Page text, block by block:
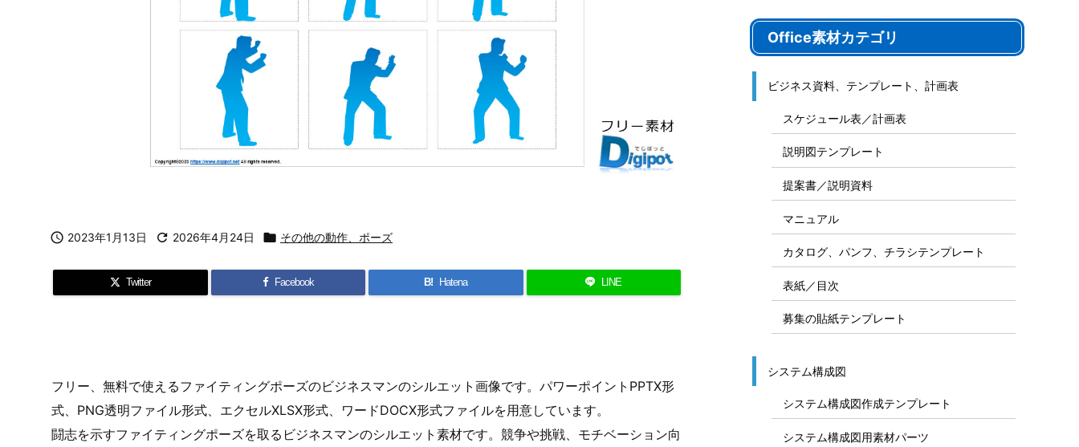
 2023年1月13日  2026年4月24日  その他の動作、ポーズ
Twitter Facebook B! Hatena LINE
Office素材カテゴリ
ビジネス資料、テンプレート、計画表
スケジュール表／計画表
説明図テンプレート
提案書／説明資料
マニュアル
カタログ、パンフ、チラシテンプレート
表紙／目次
募集の貼紙テンプレート
システム構成図
システム構成図作成テンプレート
システム構成図用素材パーツ